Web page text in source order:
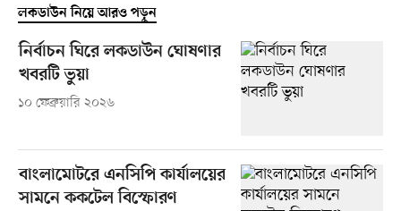
লকডাউন নিয়ে আরও পড়ুন
নির্বাচন ঘিরে লকডাউন ঘোষণার
খবরটি ভুয়া
১০ ফেব্রুয়ারি ২০২৬
বাংলামোটরে এনসিপি কার্যালয়ের
সামনে ককটেল বিস্ফোরণ